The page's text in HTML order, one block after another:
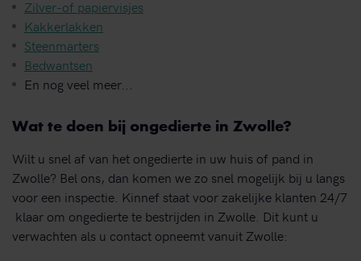
Zilver-of papiervisjes
Kakkerlakken
Steenmarters
Bedwantsen
En nog veel meer...
Wat te doen bij ongedierte in Zwolle?
Wilt u snel af van het ongedierte in uw huis of pand in
Zwolle? Bel ons, dan komen we zo snel mogelijk bij u langs
voor een inspectie. Kinnef staat voor zakelijke klanten 24/7
klaar om ongedierte te bestrijden in Zwolle. Dit kunt u
verwachten als u contact opneemt vanuit Zwolle: